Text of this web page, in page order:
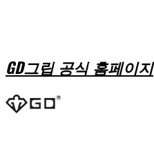
GD그립 공식 홈페이지